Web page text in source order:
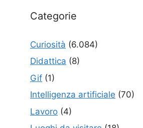
Categorie
Curiosità (6.084)
Didattica (8)
Gif (1)
Intelligenza artificiale (70)
Lavoro (4)